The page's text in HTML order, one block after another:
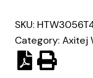
Variety of solar
SKU:
Category: Axitej